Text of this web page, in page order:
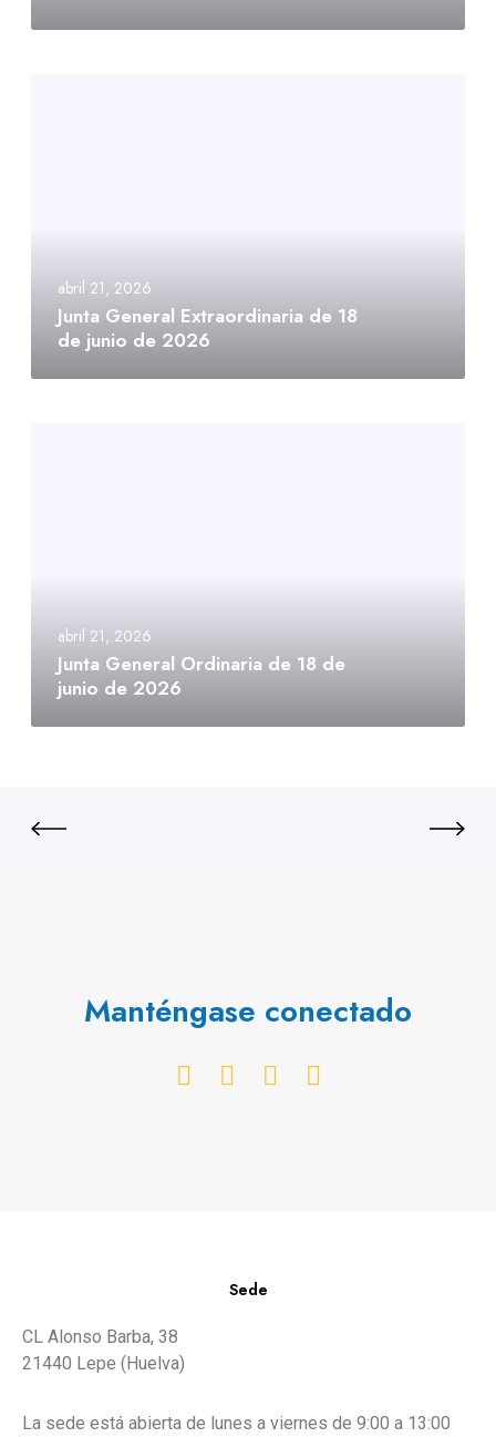
abril 21, 2026
Junta General Extraordinaria de 18
de junio de 2026
abril 21, 2026
Junta General Ordinaria de 18 de
junio de 2026
Manténgase conectado
Sede
CL Alonso Barba, 38
21440 Lepe (Huelva)
La sede está abierta de lunes a viernes de 9:00 a 13:00